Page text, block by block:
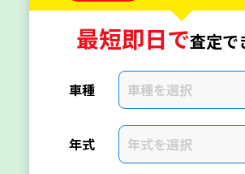
最短即日で査定で
車種 車種を選択
年式 年式を選択